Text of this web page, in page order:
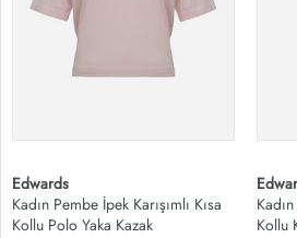
Edwards
Kadın Pembe İpek Karışımlı Kısa
Kollu Polo Yaka Kazak
Kollu